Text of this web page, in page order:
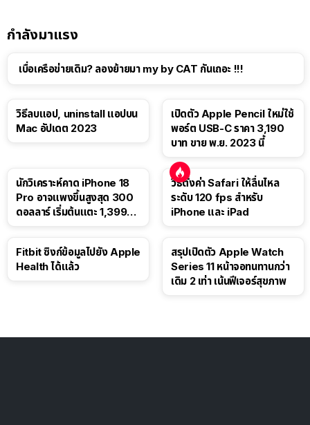
กำลังมาแรง
เบื่อเครือข่ายเดิม? ลองย้ายมา my by CAT กันเถอะ !!!
วิธีลบแอป, uninstall แอปบน
Mac อัปเดต 2023
เปิดตัว Apple Pencil ใหม่ใช้
พอร์ต USB-C ราคา 3,190
บาท ขาย พ.ย. 2023 นี้
นักวิเคราะห์คาด iPhone 18
Pro อาจแพงขึ้นสูงสุด 300
ดอลลาร์ เริ่มต้นแตะ 1,399
วิธีตั้งค่า Safari ให้ลื่นไหล
ระดับ 120 fps สำหรับ
iPhone และ iPad
Fitbit ซิงก์ข้อมูลไปยัง Apple
Health ได้แล้ว
สรุปเปิดตัว Apple Watch
Series 11 หน้าจอทนทานกว่า
เดิม 2 เท่า เน้นฟีเจอร์สุขภาพ